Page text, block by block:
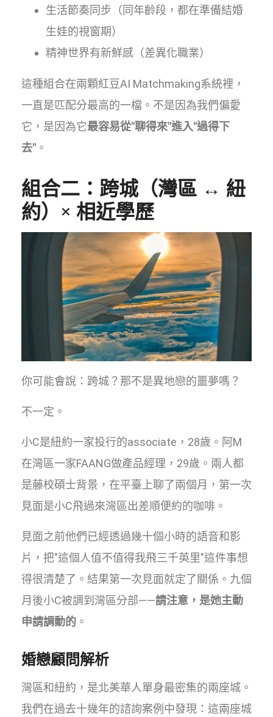
生活節奏同步（同年齡段，都在準備結婚
生娃的視窗期）
精神世界有新鮮感（差異化職業）
這種組合在兩顆紅豆AI Matchmaking系統裡，
一直是匹配分最高的一檔。不是因為我們偏愛
它，是因為它最容易從"聊得來"進入"過得下
去" 。
組合二：跨城（灣區 ↔ 紐
約）× 相近學歷
你可能會說：跨城？那不是異地戀的噩夢嗎？
不一定。
小C是紐約一家投行的associate，28歲。阿M
在灣區一家FAANG做產品經理，29歲。兩人都
是藤校碩士背景，在平臺上聊了兩個月，第一次
見面是小C飛過來灣區出差順便約的咖啡。
見面之前他們已經透過幾十個小時的語音和影
片，把"這個人值不值得我飛三千英里"這件事想
得很清楚了。結果第一次見面就定了關係。九個
月後小C被調到灣區分部——請注意，是她主動
申請調動的 。
婚戀顧問解析
灣區和紐約，是北美華人單身最密集的兩座城。
我們在過去十幾年的諮詢案例中發現：這兩座城